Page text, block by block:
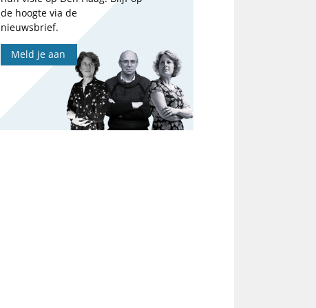
de hoogte via de
nieuwsbrief.
Meld je aan